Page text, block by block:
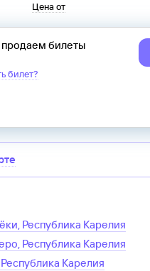
Цена от
билеты
билет?
Республика Карелия
Республика Карелия
Карелия